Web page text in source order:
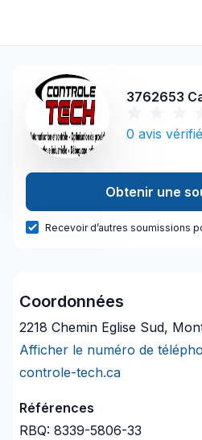
3762653
0 avis
Obtenir une
Recevoir d’autres soumissions
Coordonnées
2218 Chemin Eglise Sud,
Afficher le numéro de
controle-tech.ca
Références
RBQ: 8339-5806-33